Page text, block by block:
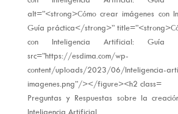
Preguntas y Respuestas sobre la
Inteligencia Artificial